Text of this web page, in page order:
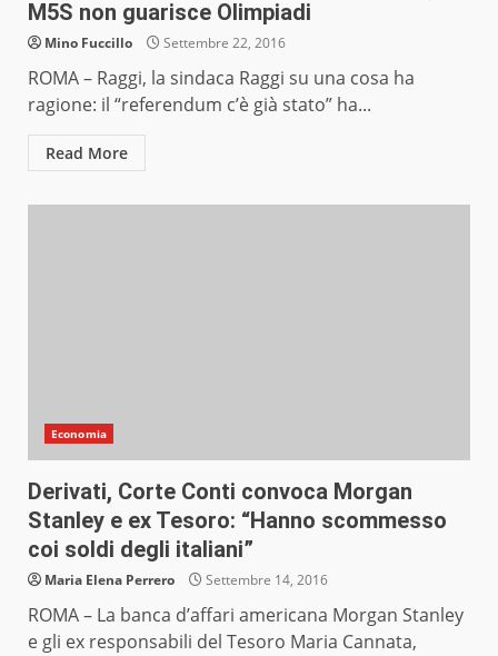
M5S non guarisce Olimpiadi
Mino Fuccillo Settembre 22, 2016
ROMA – Raggi, la sindaca Raggi su una cosa ha
ragione: il “referendum c’è già stato” ha...
Read More
Economia
Derivati, Corte Conti convoca Morgan
Stanley e ex Tesoro: “Hanno scommesso
coi soldi degli italiani”
Maria Elena Perrero Settembre 14, 2016
ROMA – La banca d’affari americana Morgan Stanley
e gli ex responsabili del Tesoro Maria Cannata,